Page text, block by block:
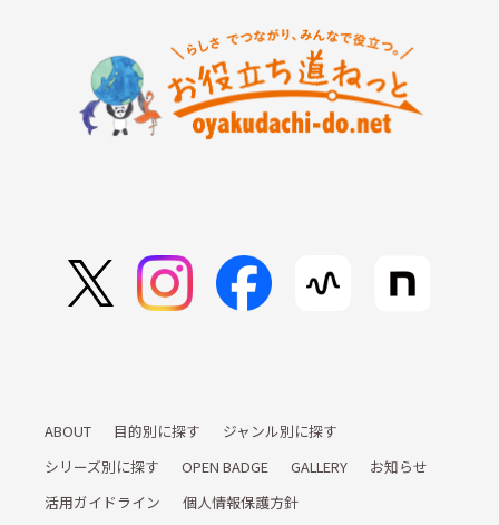
ABOUT 目的別に探す
ジャンル別に探す
シリーズ別に探す
OPEN BADGE GALLERY
お知らせ
活用ガイドライン
個人情報保護方針